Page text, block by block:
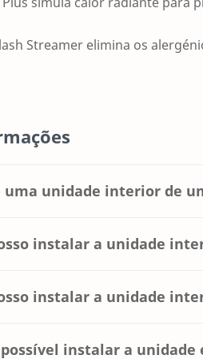
Streamer elimina os
uma unidade interior de
da bomba de calor ar-ar
uma unidade interior da
de bomba de calor ar-ar
instalar a unidade
opções para a colocação da
instalar a unidade
opções para a colocação da
possível instalar a